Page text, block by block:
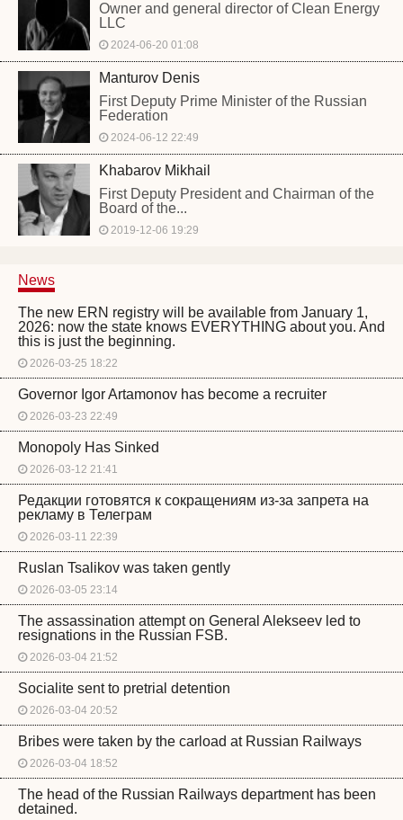
Owner and general director of Clean Energy
LLC
2024-06-20 01:08
Manturov Denis
First Deputy Prime Minister of the Russian
Federation
2024-06-12 22:49
Khabarov Mikhail
First Deputy President and Chairman of the
Board of the...
2019-12-06 19:29
News
The new ERN registry will be available from January 1,
2026: now the state knows EVERYTHING about you. And
this is just the beginning.
2026-03-25 18:22
Governor Igor Artamonov has become a recruiter
2026-03-23 22:49
Monopoly Has Sinked
2026-03-12 21:41
Редакции готовятся к сокращениям из-за запрета на
рекламу в Телеграм
2026-03-11 22:39
Ruslan Tsalikov was taken gently
2026-03-05 23:14
The assassination attempt on General Alekseev led to
resignations in the Russian FSB.
2026-03-04 21:52
Socialite sent to pretrial detention
2026-03-04 20:52
Bribes were taken by the carload at Russian Railways
2026-03-04 18:52
The head of the Russian Railways department has been
detained.